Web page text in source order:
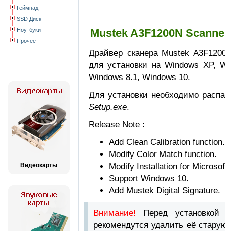
Геймпад
SSD Диск
Ноутбуки
Прочее
Видеокарты
Mustek A3F1200N
Драйвер сканера Mustek
для установки на Windows XP,
Windows 8.1, Windows 10.
Для установки необходимо
Setup.exe.
Release Note :
Add Clean Calibration function.
Modify Color Match function.
Modify Installation for
Support Windows 10.
Add Mustek Digital Signature.
Внимание! Перед
рекомендутся удалить её